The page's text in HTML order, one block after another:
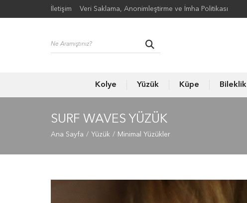
İletişim Veri Saklama, Anonimleştirme ve İmha Politikası
Kolye Yüzük Küpe Bileklik
SURF WAVES YÜZÜK
Ana Sayfa Yüzük Minimal Yüzükler